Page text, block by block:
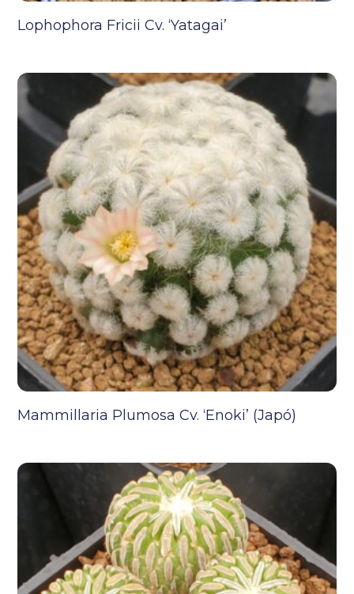
Lophophora Fricii Cv. ‘Yatagai’
Mammillaria Plumosa Cv. ‘Enoki’ (Japó)